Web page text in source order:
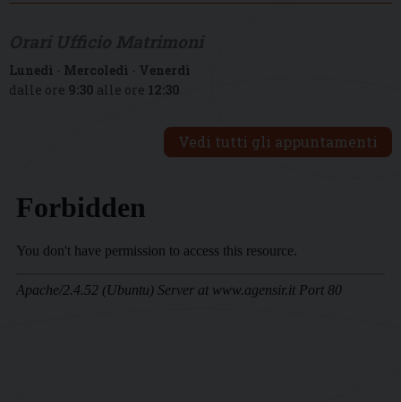
Lunedì - Mercoledì - Venerdì
dalle ore 9:30 alle ore 12:30
Vedi tutti gli appuntamenti